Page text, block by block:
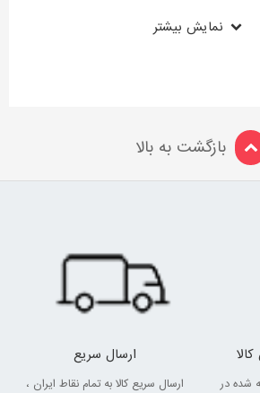
نمایش بیشتر
بازگشت به بالا
شده در
ارسال سریع
ارسال سریع کالا به تمام نقاط ایران ،